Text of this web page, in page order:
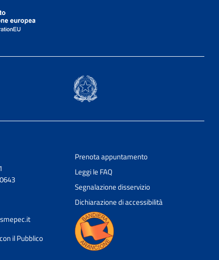
il Pubblico
Prenota appuntamento
Leggi le FAQ
Segnalazione disservizio
Dichiarazione di accessibilità